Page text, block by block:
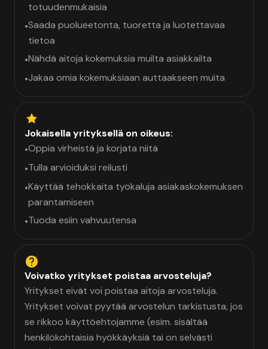
totuudenmukaisia
•Saada puolueetonta, tuoretta ja luotettavaa
tietoa
•Nähdä aitoja kokemuksia muilta asiakkailta
•Jakaa omia kokemuksiaan auttaakseen muita
Jokaisella yrityksellä on oikeus:
•Oppia virheistä ja korjata niitä
•Tulla arvioiduksi reilusti
•Käyttää tehokkaita työkaluja asiakaskokemuksen
parantamiseen
•Tuoda esiin vahvuutensa
Voivatko yritykset poistaa arvosteluja?
Yritykset eivät voi poistaa aitoja arvosteluja.
Yritykset voivat pyytää arvostelun tarkistusta, jos
se rikkoo käyttöehtojamme (esim. sisältää
henkilökohtaisia hyökkäyksiä tai on selvästi